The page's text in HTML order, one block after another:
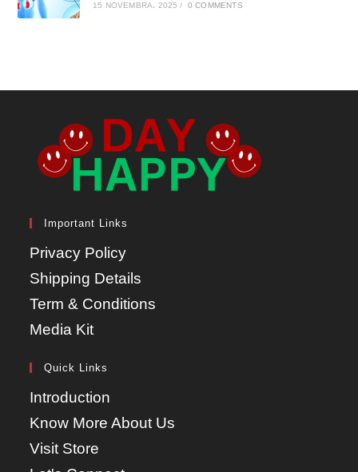
15 NOVEMBRA، 2025 / 0 COMMENTS
Important Links
Privacy Policy
Shipping Details
Term & Conditions
Media Kit
Quick Links
Introduction
Know More About Us
Visit Store